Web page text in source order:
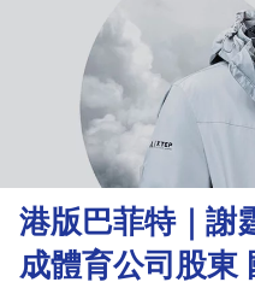
資
樓
市
理
財
商
港版巴菲特｜謝
成體育公司股東